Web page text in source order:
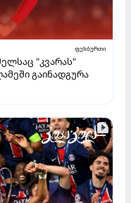
ფეხბურთი
"კვარას"
გაინადგურა